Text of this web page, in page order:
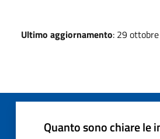
Ultimo aggiornamento: 29
Quanto sono chiare le